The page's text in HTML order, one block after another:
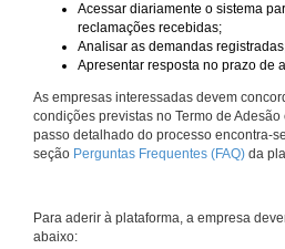
Acessar diariamente o sistema
reclamações recebidas;
Analisar as demandas
Apresentar resposta no prazo de
As empresas interessadas devem
condições previstas no Termo de
passo detalhado do processo encontra-
seção Perguntas Frequentes (FAQ) da
Para aderir à plataforma, a empresa
abaixo: